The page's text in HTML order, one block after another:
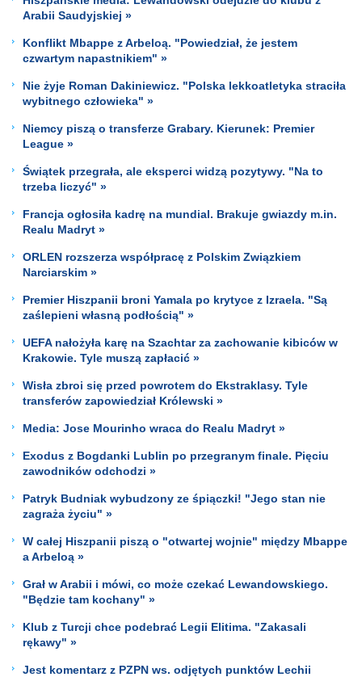
Arabii Saudyjskiej »
Konflikt Mbappe z Arbeloą. "Powiedział, że jestem
czwartym napastnikiem" »
Nie żyje Roman Dakiniewicz. "Polska lekkoatletyka straciła
wybitnego człowieka" »
Niemcy piszą o transferze Grabary. Kierunek: Premier
League »
Świątek przegrała, ale eksperci widzą pozytywy. "Na to
trzeba liczyć" »
Francja ogłosiła kadrę na mundial. Brakuje gwiazdy m.in.
Realu Madryt »
ORLEN rozszerza współpracę z Polskim Związkiem
Narciarskim »
Premier Hiszpanii broni Yamala po krytyce z Izraela. "Są
zaślepieni własną podłością" »
UEFA nałożyła karę na Szachtar za zachowanie kibiców w
Krakowie. Tyle muszą zapłacić »
Wisła zbroi się przed powrotem do Ekstraklasy. Tyle
transferów zapowiedział Królewski »
Media: Jose Mourinho wraca do Realu Madryt »
Exodus z Bogdanki Lublin po przegranym finale. Pięciu
zawodników odchodzi »
Patryk Budniak wybudzony ze śpiączki! "Jego stan nie
zagraża życiu" »
W całej Hiszpanii piszą o "otwartej wojnie" między Mbappe
a Arbeloą »
Grał w Arabii i mówi, co może czekać Lewandowskiego.
"Będzie tam kochany" »
Klub z Turcji chce podebrać Legii Elitima. "Zakasali
rękawy" »
Jest komentarz z PZPN ws. odjętych punktów Lechii